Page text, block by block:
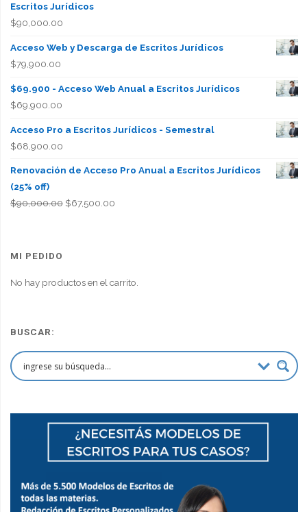
Escritos Jurídicos
$90,000.00
Acceso Web y Descarga de Escritos Jurídicos
$79,900.00
$69.900 - Acceso Web Anual a Escritos Jurídicos
$69,900.00
Acceso Pro a Escritos Jurídicos - Semestral
$68,900.00
Renovación de Acceso Pro Anual a Escritos Jurídicos
(25% off)
$90,000.00 El
$67,500.00El
MI PEDIDO
No hay productos en el carrito.
BUSCAR: